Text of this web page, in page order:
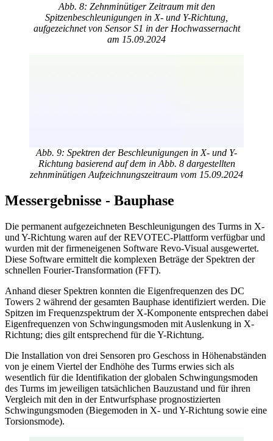
Abb. 8: Zehnminütiger Zeitraum mit den
Spitzenbeschleunigungen in X- und Y-Richtung,
aufgezeichnet von Sensor S1 in der Hochwassernacht
am 15.09.2024
Abb. 9: Spektren der Beschleunigungen in X- und Y-
Richtung basierend auf dem in Abb. 8 dargestellten
zehnminütigen Aufzeichnungszeitraum vom 15.09.2024
Messergebnisse - Bauphase
Die permanent aufgezeichneten Beschleunigungen des Turms in X-
und Y-Richtung waren auf der REVOTEC-Plattform verfügbar und
wurden mit der firmeneigenen Software Revo-Visual ausgewertet.
Diese Software ermittelt die komplexen Beträge der Spektren der
schnellen Fourier-Transformation (FFT).
Anhand dieser Spektren konnten die Eigenfrequenzen des DC
Towers 2 während der gesamten Bauphase identifiziert werden. Die
Spitzen im Frequenzspektrum der X-Komponente entsprechen dabei
Eigenfrequenzen von Schwingungsmoden mit Auslenkung in X-
Richtung; dies gilt entsprechend für die Y-Richtung.
Die Installation von drei Sensoren pro Geschoss in Höhenabständen
von je einem Viertel der Endhöhe des Turms erwies sich als
wesentlich für die Identifikation der globalen Schwingungsmoden
des Turms im jeweiligen tatsächlichen Bauzustand und für ihren
Vergleich mit den in der Entwurfsphase prognostizierten
Schwingungsmoden (Biegemoden in X- und Y-Richtung sowie eine
Torsionsmode).